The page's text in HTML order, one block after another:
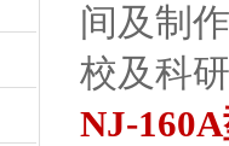
间及制
校及科
NJ-